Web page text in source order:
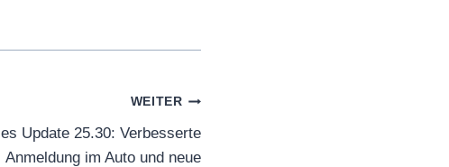
WEITER
Update 25.30: Verbesserte
Anmeldung im Auto und neue